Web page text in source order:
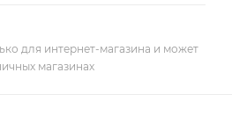
для интернет-магазина и может
магазинах